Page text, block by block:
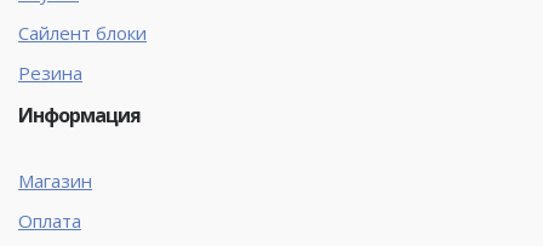
Сайлент блоки
Резина
Информация
Магазин
Оплата